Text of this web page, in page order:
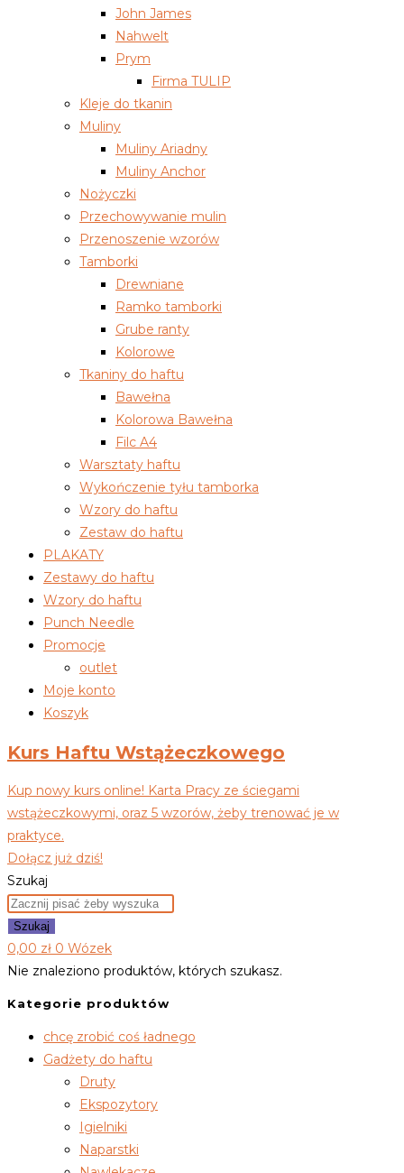
John James
Nahwelt
Prym
Firma TULIP
Kleje do tkanin
Muliny
Muliny Ariadny
Muliny Anchor
Nożyczki
Przechowywanie mulin
Przenoszenie wzorów
Tamborki
Drewniane
Ramko tamborki
Grube ranty
Kolorowe
Tkaniny do haftu
Bawełna
Kolorowa Bawełna
Filc A4
Warsztaty haftu
Wykończenie tyłu tamborka
Wzory do haftu
Zestaw do haftu
PLAKATY
Zestawy do haftu
Wzory do haftu
Punch Needle
Promocje
outlet
Moje konto
Koszyk
Kurs Haftu Wstążeczkowego
Kup nowy kurs online! Karta Pracy ze ściegami
wstążeczkowymi, oraz 5 wzorów, żeby trenować je w
praktyce.
Dołącz już dziś!
Szukaj
Szukaj
0,00 zł 0 Wózek
Nie znaleziono produktów, których szukasz.
Kategorie produktów
chcę zrobić coś ładnego
Gadżety do haftu
Druty
Ekspozytory
Igielniki
Naparstki